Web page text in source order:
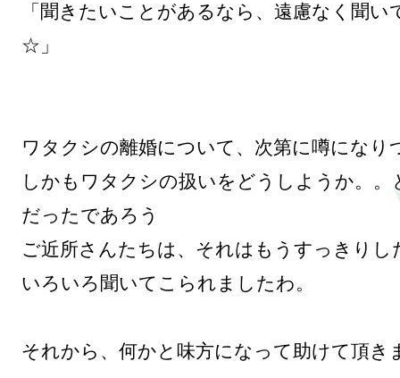
「聞きたいことがあるなら、遠慮なく聞い
☆」
ワタクシの離婚について、次第に噂になり
しかもワタクシの扱いをどうしようか。。
だったであろう
ご近所さんたちは、それはもうすっきりし
いろいろ聞いてこられましたわ。
それから、何かと味方になって助けて頂き